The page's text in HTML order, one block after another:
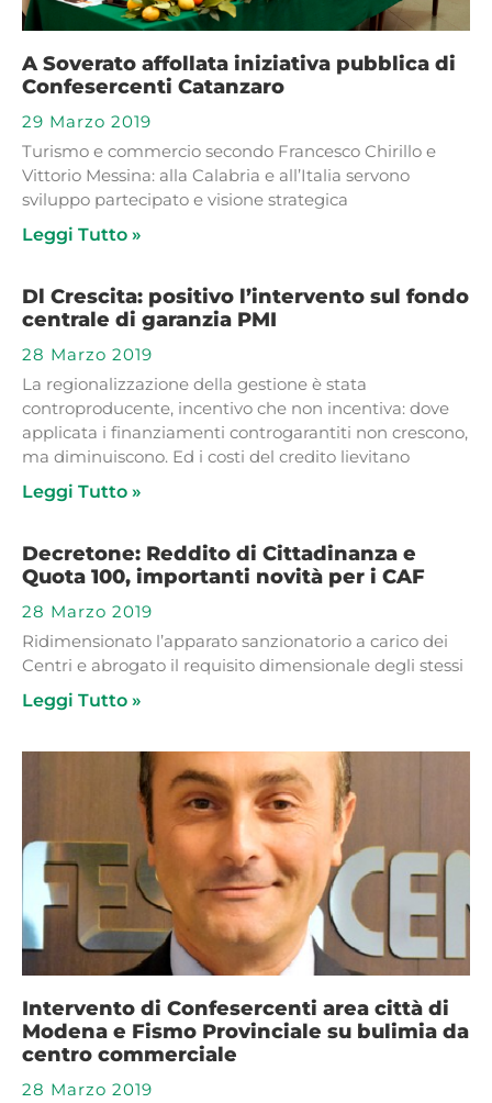
A Soverato affollata iniziativa pubblica di
Confesercenti Catanzaro
29 Marzo 2019
Turismo e commercio secondo Francesco Chirillo e
Vittorio Messina: alla Calabria e all’Italia servono
sviluppo partecipato e visione strategica
Leggi Tutto »
Dl Crescita: positivo l’intervento sul fondo
centrale di garanzia PMI
28 Marzo 2019
La regionalizzazione della gestione è stata
controproducente, incentivo che non incentiva: dove
applicata i finanziamenti controgarantiti non crescono,
ma diminuiscono. Ed i costi del credito lievitano
Leggi Tutto »
Decretone: Reddito di Cittadinanza e
Quota 100, importanti novità per i CAF
28 Marzo 2019
Ridimensionato l’apparato sanzionatorio a carico dei
Centri e abrogato il requisito dimensionale degli stessi
Leggi Tutto »
Intervento di Confesercenti area città di
Modena e Fismo Provinciale su bulimia da
centro commerciale
28 Marzo 2019